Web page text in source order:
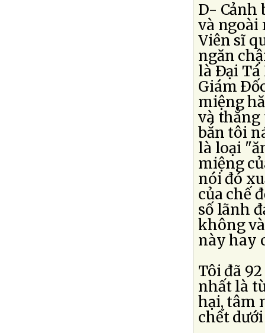
D- Cảnh
và ngoài
Viên sĩ
ngăn
là Ðại Tá
Giám
miệng
và thẳng
bắn tôi
là loại
miệng
nói đó
của chế
số lãnh
không
này hay
Tôi đã
nhất là
hại, tâm
chết